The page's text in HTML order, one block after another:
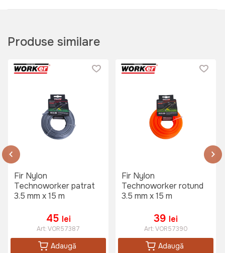
Produse similare
Fir Nylon
Technoworker patrat
3.5 mm x 15 m
45 lei
Art:VOR57387
Adaugă
Fir Nylon
Technoworker rotund
3.5 mm x 15 m
39 lei
Art:VOR57390
Adaugă